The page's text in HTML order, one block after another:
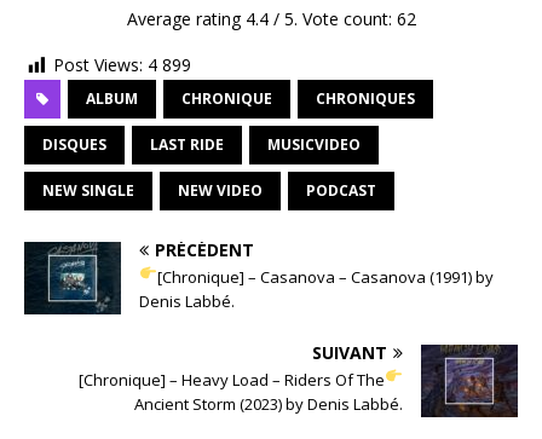
Average rating 4.4/ 5. Vote count: 62
Post Views: 4 899
ALBUM CHRONIQUE CHRONIQUES
DISQUES LAST RIDE MUSICVIDEO
NEW SINGLE NEW VIDEO PODCAST
PRÉCÉDENT
[Chronique] – Casanova – Casanova (1991) by
Denis Labbé.
SUIVANT
[Chronique] – Heavy Load – Riders Of The
Ancient Storm (2023) by Denis Labbé.